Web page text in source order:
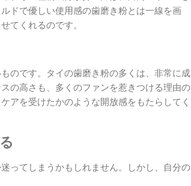
ドで優しい使用感の歯磨き粉とは一線を画
てくれるのです。
のです。タイの歯磨き粉の多くは、非常に成
の高さも、多くのファンを惹きつける理由の
アを受けたかのような開放感をもたらしてく
ってしまうかもしれません。しかし、自分の